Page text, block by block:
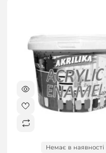
Немає в наявності